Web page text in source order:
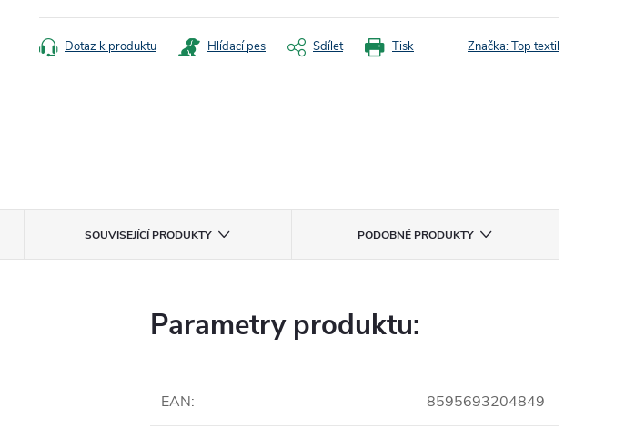
cena:
Tisk
Dotaz k produktu Hlídací pes Sdílet Značka:Top textil
SOUVISEJÍCÍ PRODUKTY PODOBNÉ PRODUKTY
Parametry produktu:
EAN: 8595693204849